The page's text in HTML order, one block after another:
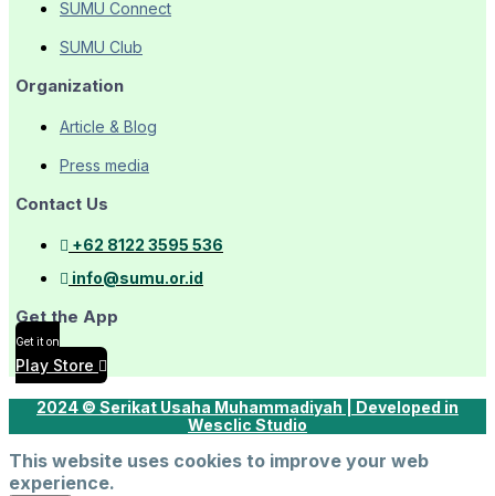
SUMU Connect
SUMU Club
Organization
Article & Blog
Press media
Contact Us
+62 8122 3595 536
info@sumu.or.id
Get the App
Get it on
Play Store
2024 © Serikat Usaha Muhammadiyah | Developed in
Wesclic Studio
This website uses cookies to improve your web
experience.